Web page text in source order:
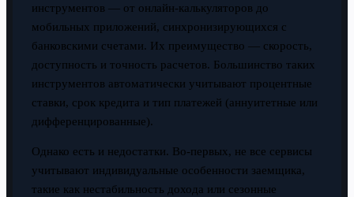
инструментов — от онлайн-калькуляторов до
мобильных приложений, синхронизирующихся с
банковскими счетами. Их преимущество — скорость,
доступность и точность расчетов. Большинство таких
инструментов автоматически учитывают процентные
ставки, срок кредита и тип платежей (аннуитетные или
дифференцированные).
Однако есть и недостатки. Во-первых, не все сервисы
учитывают индивидуальные особенности заемщика,
такие как нестабильность дохода или сезонные